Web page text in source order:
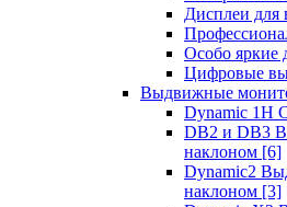
Дисплеи для
Особо яркие
Цифровые
Выдвижные
Dynamic 1Н
DB2 и DB3
наклоном [6]
Dynamic2
наклоном [3]